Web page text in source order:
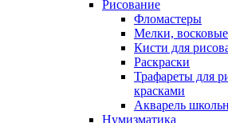
Рисование
Фломастеры
Мелки,
Кисти для
Раскраски
Трафареты для
красками
Акварель
Нумизматика